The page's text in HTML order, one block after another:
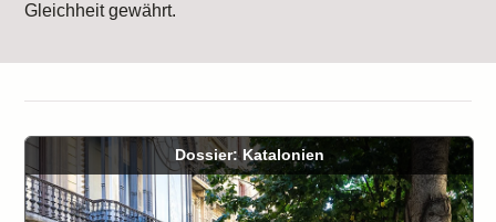
Gleichheit gewährt.
Dossier: Katalonien